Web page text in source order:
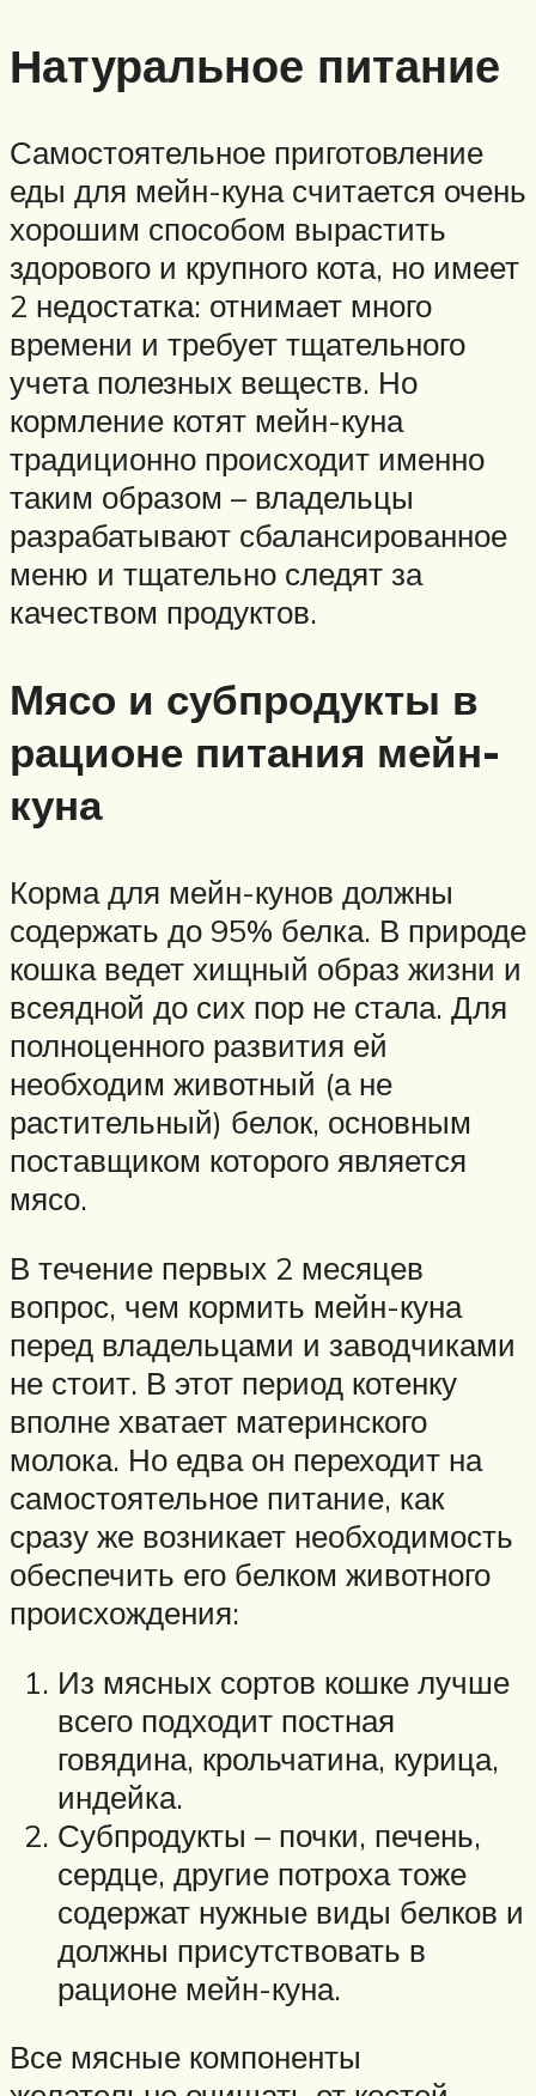
Натуральное питание
Самостоятельное приготовление
еды для мейн-куна считается очень
хорошим способом вырастить
здорового и крупного кота, но имеет
2 недостатка: отнимает много
времени и требует тщательного
учета полезных веществ. Но
кормление котят мейн-куна
традиционно происходит именно
таким образом – владельцы
разрабатывают сбалансированное
меню и тщательно следят за
качеством продуктов.
Мясо и субпродукты в
рационе питания мейн-
куна
Корма для мейн-кунов должны
содержать до 95% белка. В природе
кошка ведет хищный образ жизни и
всеядной до сих пор не стала. Для
полноценного развития ей
необходим животный (а не
растительный) белок, основным
поставщиком которого является
мясо.
В течение первых 2 месяцев
вопрос, чем кормить мейн-куна
перед владельцами и заводчиками
не стоит. В этот период котенку
вполне хватает материнского
молока. Но едва он переходит на
самостоятельное питание, как
сразу же возникает необходимость
обеспечить его белком животного
происхождения:
Из мясных сортов кошке лучше
всего подходит постная
говядина, крольчатина, курица,
индейка.
Субпродукты – почки, печень,
сердце, другие потроха тоже
содержат нужные виды белков и
должны присутствовать в
рационе мейн-куна.
Все мясные компоненты